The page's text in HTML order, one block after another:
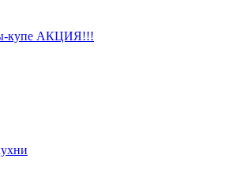
купе АКЦИЯ!!!